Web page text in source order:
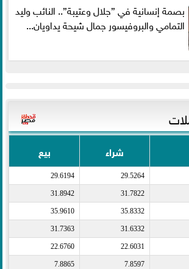
بصمة إنسانية في ”جلال وعتيبة”.. النائب وليد
التمامي والبروفيسور جمال شيحة يداويان...
شراء بيع
29.5264
29.6194
31.7822
31.8942
35.8332
35.9610
31.6332
31.7363
22.6031
22.6760
7.8597
7.8865